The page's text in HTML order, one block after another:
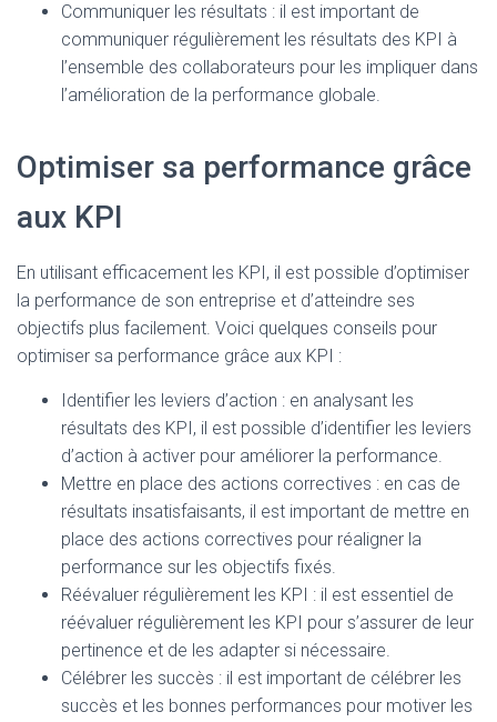
Communiquer les résultats : il est important de
communiquer régulièrement les résultats des KPI à
l’ensemble des collaborateurs pour les impliquer dans
l’amélioration de la performance globale.
Optimiser sa performance grâce
aux KPI
En utilisant efficacement les KPI, il est possible d’optimiser
la performance de son entreprise et d’atteindre ses
objectifs plus facilement. Voici quelques conseils pour
optimiser sa performance grâce aux KPI :
Identifier les leviers d’action : en analysant les
résultats des KPI, il est possible d’identifier les leviers
d’action à activer pour améliorer la performance.
Mettre en place des actions correctives : en cas de
résultats insatisfaisants, il est important de mettre en
place des actions correctives pour réaligner la
performance sur les objectifs fixés.
Réévaluer régulièrement les KPI : il est essentiel de
réévaluer régulièrement les KPI pour s’assurer de leur
pertinence et de les adapter si nécessaire.
Célébrer les succès : il est important de célébrer les
succès et les bonnes performances pour motiver les